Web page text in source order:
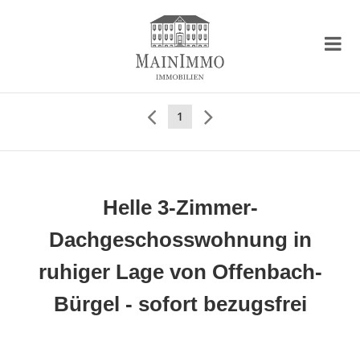
1
Helle 3-Zimmer-
Dachgeschosswohnung in
ruhiger Lage von Offenbach-
Bürgel - sofort bezugsfrei